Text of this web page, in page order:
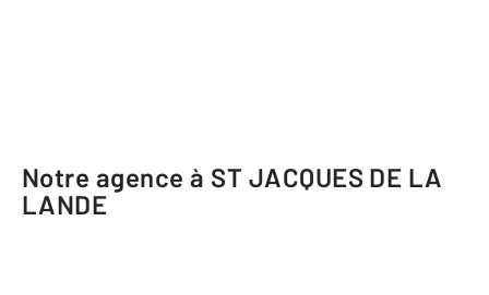
Notre agence à ST JACQUES DE LA
LANDE